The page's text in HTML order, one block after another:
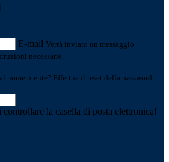
E-mail Verrà inviato un messaggio
necessarie.
nome utente? Effettua il reset della password
la casella di posta elettronica!